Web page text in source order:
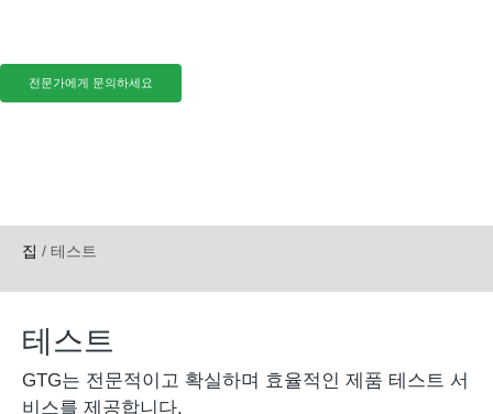
전문가에게 문의하세요
집 / 테스트
테스트​
GTG는 전문적이고 확실하며 효율적인 제품 테스트 서
비스를 제공합니다.